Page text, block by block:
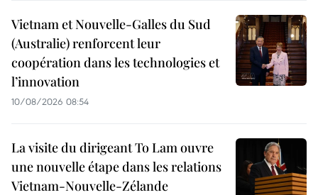
Vietnam et Nouvelle-Galles du Sud
(Australie) renforcent leur
coopération dans les technologies et
l’innovation
10/08/2026 08:54
La visite du dirigeant To Lam ouvre
une nouvelle étape dans les relations
Vietnam-Nouvelle-Zélande